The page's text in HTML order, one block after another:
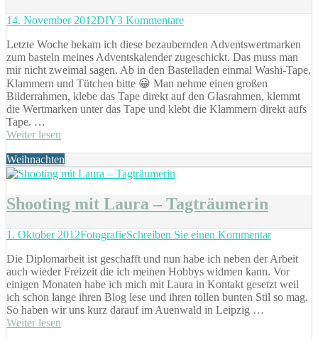
Posted
14. November 2012Categories
DIY3 Kommentarezu
Tannenbaum
Adventskalender
mit
Washi-
Tape
in
Letzte Woche bekam ich diese bezaubernden Adventswertmarken
zum basteln meines Adventskalender zugeschickt. Das muss man
mir nicht zweimal sagen. Ab in den Bastelladen einmal Washi-Tape,
Klammern und Tütchen bitte 😀 Man nehme einen großen
Bilderrahmen, klebe das Tape direkt auf den Glasrahmen, klemmt
die Wertmarken unter das Tape und klebt die Klammern direkt aufs
Tape. …
Weiter lesen
Tags
Weihnachten
Shooting mit Laura – Tagträumerin
Posted
1. Oktober 2012Categories
FotografieSchreiben Sie einen Kommentarzu
mit
Laura
–
Die Diplomarbeit ist geschafft und nun habe ich neben der Arbeit
auch wieder Freizeit die ich meinen Hobbys widmen kann. Vor
einigen Monaten habe ich mich mit Laura in Kontakt gesetzt weil
ich schon lange ihren Blog lese und ihren tollen bunten Stil so mag.
So haben wir uns kurz darauf im Auenwald in Leipzig …
Weiter lesen